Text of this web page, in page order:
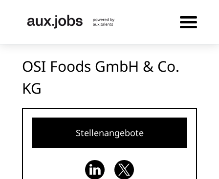
OSI Foods GmbH & Co.
KG
Stellenangebote